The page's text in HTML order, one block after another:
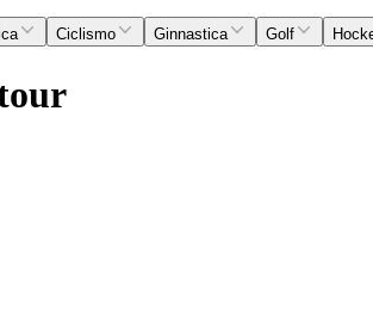
Ciclismo Ginnastica Golf